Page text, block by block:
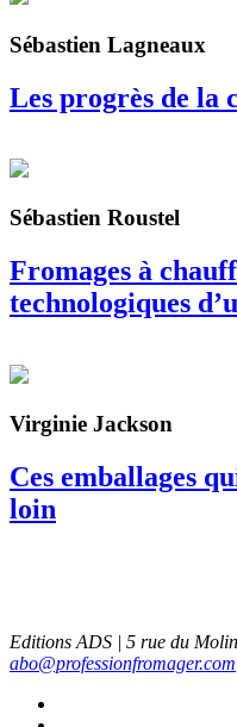
Sébastien Lagneaux
Les progrès de la
Sébastien Roustel
Fromages à
technologiques
Virginie Jackson
Ces emballages
loin
Editions ADS | 5 rue du
abo@professionfromager.com